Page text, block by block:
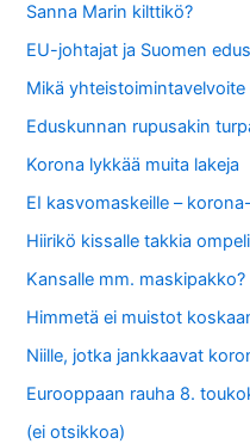
Sanna Marin kilttikö?
EU-johtajat ja Suomen
Mikä
Eduskunnan rupusakin
Korona lykkää muita lakeja
EI kasvomaskeille –
Hiirikö kissalle takkia
Kansalle mm. maskipakko?
Himmetä ei muistot
Niille, jotka jankkaavat
Eurooppaan rauha 8.
(ei otsikkoa)